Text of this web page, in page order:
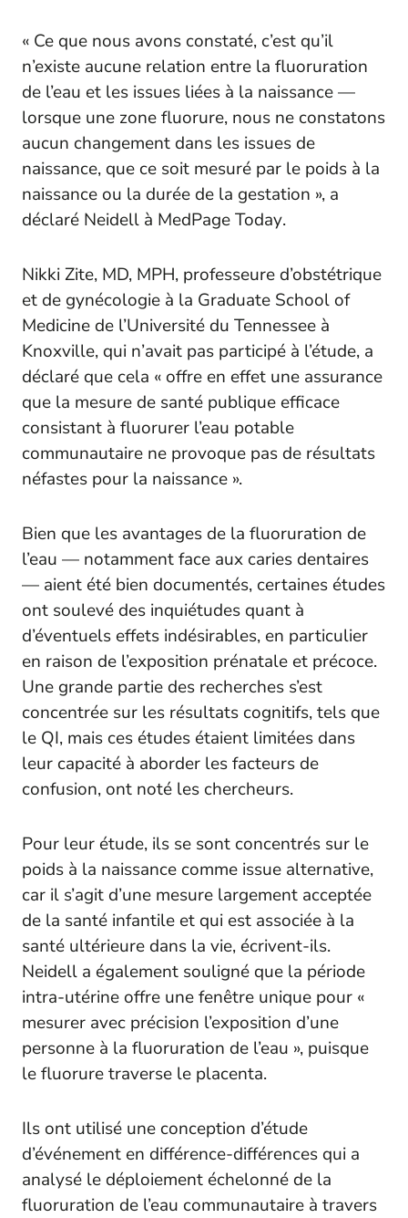
« Ce que nous avons constaté, c’est qu’il
n’existe aucune relation entre la fluoruration
de l’eau et les issues liées à la naissance —
lorsque une zone fluorure, nous ne constatons
aucun changement dans les issues de
naissance, que ce soit mesuré par le poids à la
naissance ou la durée de la gestation », a
déclaré Neidell à MedPage Today.
Nikki Zite, MD, MPH, professeure d’obstétrique
et de gynécologie à la Graduate School of
Medicine de l’Université du Tennessee à
Knoxville, qui n’avait pas participé à l’étude, a
déclaré que cela « offre en effet une assurance
que la mesure de santé publique efficace
consistant à fluorurer l’eau potable
communautaire ne provoque pas de résultats
néfastes pour la naissance ».
Bien que les avantages de la fluoruration de
l’eau — notamment face aux caries dentaires
— aient été bien documentés, certaines études
ont soulevé des inquiétudes quant à
d’éventuels effets indésirables, en particulier
en raison de l’exposition prénatale et précoce.
Une grande partie des recherches s’est
concentrée sur les résultats cognitifs, tels que
le QI, mais ces études étaient limitées dans
leur capacité à aborder les facteurs de
confusion, ont noté les chercheurs.
Pour leur étude, ils se sont concentrés sur le
poids à la naissance comme issue alternative,
car il s’agit d’une mesure largement acceptée
de la santé infantile et qui est associée à la
santé ultérieure dans la vie, écrivent-ils.
Neidell a également souligné que la période
intra-utérine offre une fenêtre unique pour «
mesurer avec précision l’exposition d’une
personne à la fluoruration de l’eau », puisque
le fluorure traverse le placenta.
Ils ont utilisé une conception d’étude
d’événement en différence-différences qui a
analysé le déploiement échelonné de la
fluoruration de l’eau communautaire à travers